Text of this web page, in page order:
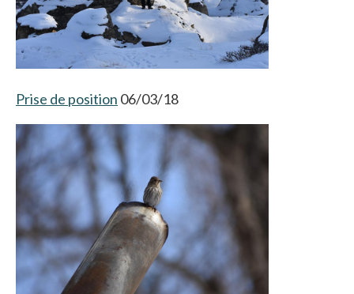
Prise de position 06/03/18